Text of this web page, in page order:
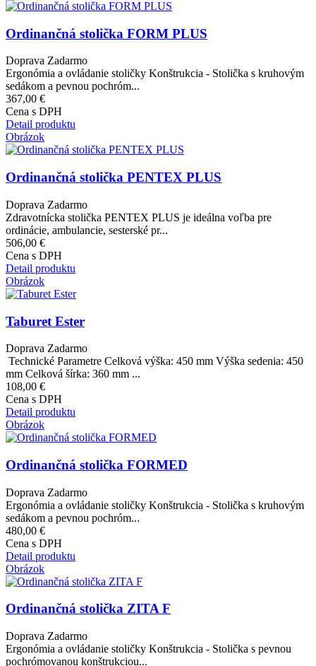
Ordinančná stolička FORM PLUS
Doprava Zadarmo
Ergonómia a ovládanie stoličky Konštrukcia - Stolička s kruhovým
sedákom a pevnou pochróm...
367,00 €
Cena s DPH
Detail produktu
Obrázok
Ordinančná stolička PENTEX PLUS
Doprava Zadarmo
Zdravotnícka stolička PENTEX PLUS je ideálna voľba pre
ordinácie, ambulancie, sesterské pr...
506,00 €
Cena s DPH
Detail produktu
Obrázok
Taburet Ester
Doprava Zadarmo
Technické Parametre Celková výška: 450 mm Výška sedenia: 450
mm Celková šírka: 360 mm ...
108,00 €
Cena s DPH
Detail produktu
Obrázok
Ordinančná stolička FORMED
Doprava Zadarmo
Ergonómia a ovládanie stoličky Konštrukcia - Stolička s kruhovým
sedákom a pevnou pochróm...
480,00 €
Cena s DPH
Detail produktu
Obrázok
Ordinančná stolička ZITA F
Doprava Zadarmo
Ergonómia a ovládanie stoličky Konštrukcia - Stolička s pevnou
pochrómovanou konštrukciou...